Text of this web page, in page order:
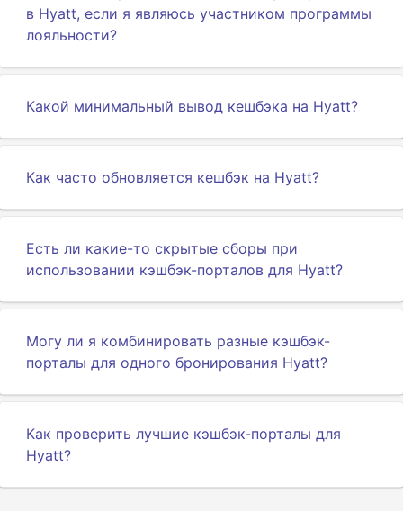
в Hyatt, если я являюсь участником программы
лояльности?
Какой минимальный вывод кешбэка на Hyatt?
Как часто обновляется кешбэк на Hyatt?
Есть ли какие-то скрытые сборы при
использовании кэшбэк-порталов для Hyatt?
Могу ли я комбинировать разные кэшбэк-
порталы для одного бронирования Hyatt?
Как проверить лучшие кэшбэк-порталы для
Hyatt?